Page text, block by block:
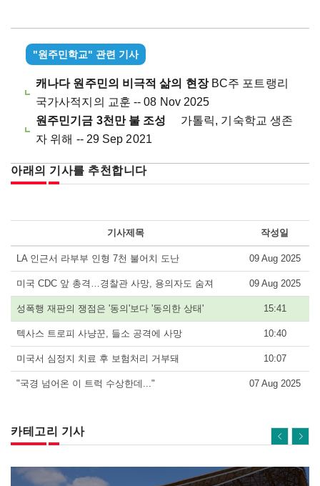
"원주민학교" 관련 기사
캐나다 원주민의 비극적 삶의 현장 BC주 포트랭리
국가사적지의 교훈 -- 08 Nov 2025
원주민기금 3천만 불 조성
가톨릭, 기숙학교 생존
자 위해 -- 29 Sep 2021
아래의 기사를 추천합니다
기사제목 작성일
LA 인근서 라부부 인형 7천 불어치 도난 09 Aug 2025
미국 CDC 앞 총격…경찰관 사망, 용의자도 숨져 09 Aug 2025
성폭행 재판의 쟁점은 '동의'보다 '동의한 상태' 15:41
텍사스 트로피 사냥꾼, 들소 공격에 사망 10:40
미국서 심정지 치료 후 보험처리 거부돼 10:07
"국경 넘어온 이 트럭 수상한데..." 07 Aug 2025
카테고리 기사